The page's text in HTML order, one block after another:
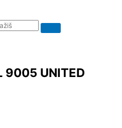
9005 UNITED